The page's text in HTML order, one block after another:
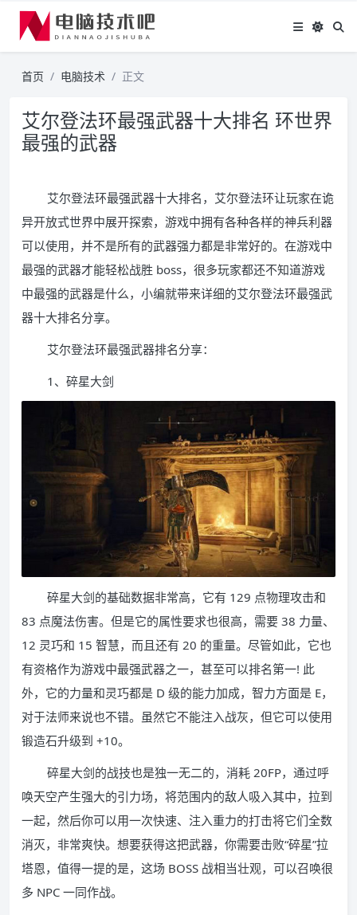
首页 电脑技术 正文
艾尔登法环最强武器十大排名 环世界
最强的武器
艾尔登法环最强武器十大排名，艾尔登法环让玩家在诡
异开放式世界中展开探索，游戏中拥有各种各样的神兵利器
可以使用，并不是所有的武器强力都是非常好的。在游戏中
最强的武器才能轻松战胜 boss，很多玩家都还不知道游戏
中最强的武器是什么，小编就带来详细的艾尔登法环最强武
器十大排名分享。
艾尔登法环最强武器排名分享：
1、碎星大剑
碎星大剑的基础数据非常高，它有 129 点物理攻击和
83 点魔法伤害。但是它的属性要求也很高，需要 38 力量、
12 灵巧和 15 智慧，而且还有 20 的重量。尽管如此，它也
有资格作为游戏中最强武器之一，甚至可以排名第一! 此
外，它的力量和灵巧都是 D 级的能力加成，智力方面是 E，
对于法师来说也不错。虽然它不能注入战灰，但它可以使用
锻造石升级到 +10。
碎星大剑的战技也是独一无二的，消耗 20FP，通过呼
唤天空产生强大的引力场，将范围内的敌人吸入其中，拉到
一起，然后你可以用一次快速、注入重力的打击将它们全数
消灭，非常爽快。想要获得这把武器，你需要击败“碎星”拉
塔恩，值得一提的是，这场 BOSS 战相当壮观，可以召唤很
多 NPC 一同作战。